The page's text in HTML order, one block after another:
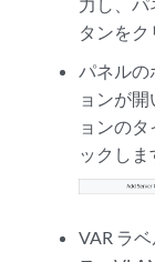
タンをク
パネルの
ョンが
ョンの
ックしま
VAR ラ